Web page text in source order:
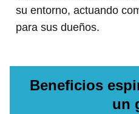
su entorno, actuando
para sus dueños.
Beneficios
un